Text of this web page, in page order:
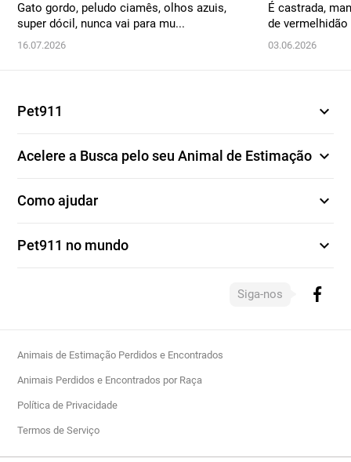
Gato gordo, peludo ciamês, olhos azuis,
super dócil, nunca vai para mu...
16.07.2026
É castrada,
de
03.06.2026
Pet911 expand_more
Acelere a Busca pelo seu Animal de Estimação expand_more
Como ajudar expand_more
Pet911 no mundo expand_more
Siga-nos
Animais de Estimação Perdidos e Encontrados
Animais Perdidos e Encontrados por Raça
Política de Privacidade
Termos de Serviço